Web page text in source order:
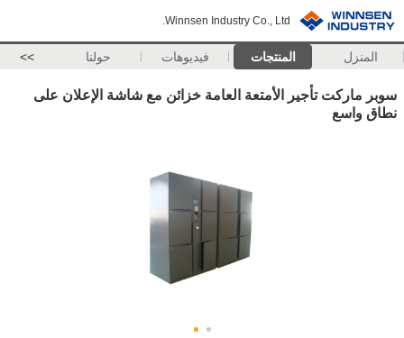
Winnsen Industry Co., Ltd.
المنزل المنتجات فيديوهات حولنا >>
سوبر ماركت تأجير الأمتعة العامة خزائن مع شاشة الإعلان على
نطاق واسع